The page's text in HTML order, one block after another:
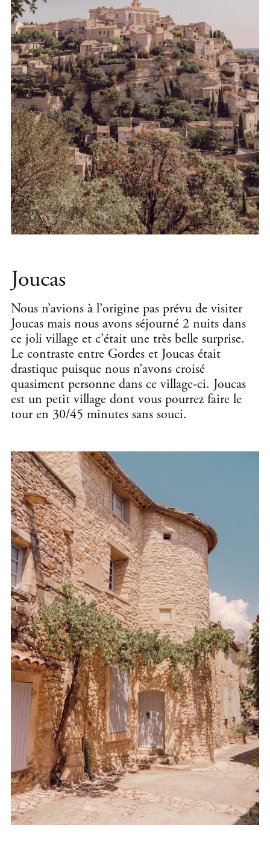
Joucas
Nous n’avions à l’origine pas prévu de visiter
Joucas mais nous avons séjourné 2 nuits dans
ce joli village et c’était une très belle surprise.
Le contraste entre Gordes et Joucas était
drastique puisque nous n’avons croisé
quasiment personne dans ce village-ci. Joucas
est un petit village dont vous pourrez faire le
tour en 30/45 minutes sans souci.